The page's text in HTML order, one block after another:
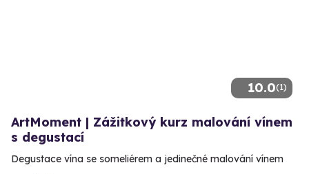
10.0(1)
ArtMoment | Zážitkový kurz malování vínem
s degustací
Degustace vína se someliérem a jedinečné malování vínem